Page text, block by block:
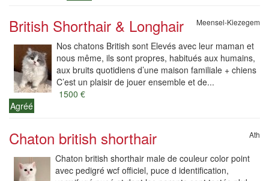
British Shorthair & Longhair Meensel-Kiezegem
Nos chatons British sont Elevés avec leur maman et
nous même, ils sont propres, habitués aux humains,
aux bruits quotidiens d’une maison familiale + chiens
C’est un plaisir de jouer ensemble et de...
1500 €
Agréé
Chaton british shorthair Ath
Chaton british shorthair male de couleur color point
avec pedigré wcf officiel, puce d identification,